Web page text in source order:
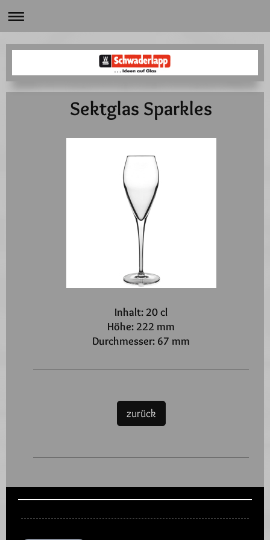
Sektglas Sparkles
Inhalt: 20 cl
Höhe: 222 mm
Durchmesser: 67 mm
zurück